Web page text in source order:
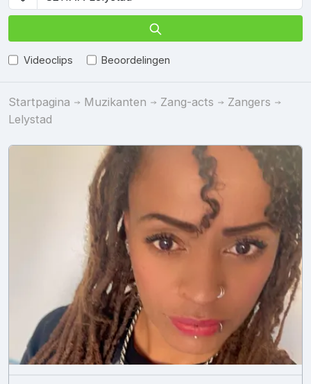
Videoclips Beoordelingen
Startpagina Muzikanten Zang-acts
Zangers
Lelystad